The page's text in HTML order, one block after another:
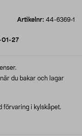
Artikelnr: 44-6369-1
27
du bakar och lagar
förvaring i kylskåpet.